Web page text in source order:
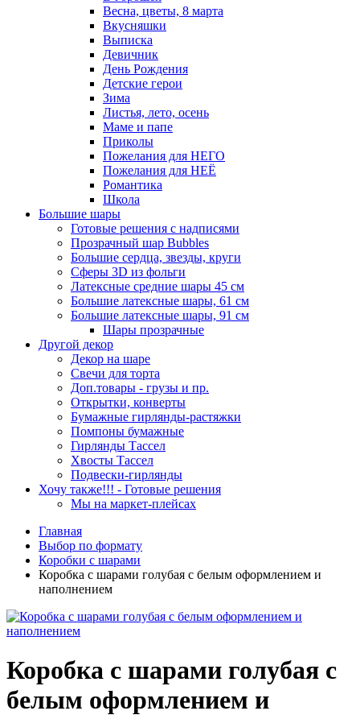
Весна, цветы, 8 марта
Вкусняшки
Выписка
Девичник
День Рождения
Детские герои
Зима
Листья, лето, осень
Маме и папе
Приколы
Пожелания для НЕГО
Пожелания для НЕЁ
Романтика
Школа
Большие шары
Готовые решения с надписями
Прозрачный шар Bubbles
Большие сердца, звезды, круги
Сферы 3D из фольги
Латексные средние шары 45 см
Большие латексные шары, 61 см
Большие латексные шары, 91 см
Шары прозрачные
Другой декор
Декор на шаре
Свечи для торта
Доп.товары - грузы и пр.
Открытки, конверты
Бумажные гирлянды-растяжки
Помпоны бумажные
Гирлянды Тассел
Хвосты Тассел
Подвески-гирлянды
Хочу также!!! - Готовые решения
Мы на маркет-плейсах
Главная
Выбор по формату
Коробки с шарами
Коробка с шарами голубая с белым оформлением и
наполнением
Коробка с шарами голубая с
белым оформлением и